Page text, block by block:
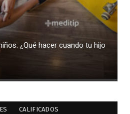
¿Qué hacer cuando tu hijo
CALIFICADOS